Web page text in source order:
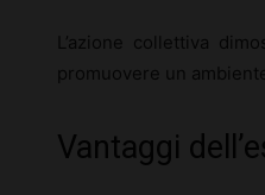
L’azione collettiva
promuovere un
Vantaggi